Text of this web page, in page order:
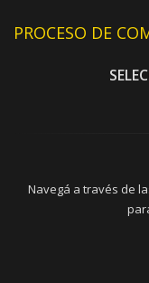
PROCESO DE
Navegá a través de